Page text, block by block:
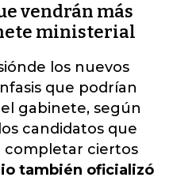
vendrán más
ministerial
los nuevos
que podrían
gabinete, según
candidatos que
ciertos
también oficializó